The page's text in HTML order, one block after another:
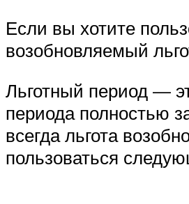
Если вы хотите
возобновляемый
Льготный период —
периода полностью
всегда льгота
пользоваться